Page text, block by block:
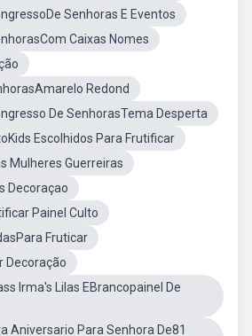
Senhoras E Eventos
Caixas Nomes
Redond
De SenhorasTema Desperta
Escolhidos Para Frutificar
Mulheres Guerreiras
Decoraçao
Painel Culto
Fruticar
Decoração
Irma's Lilas EBrancopainel De
Aniversario Para Senhora De81